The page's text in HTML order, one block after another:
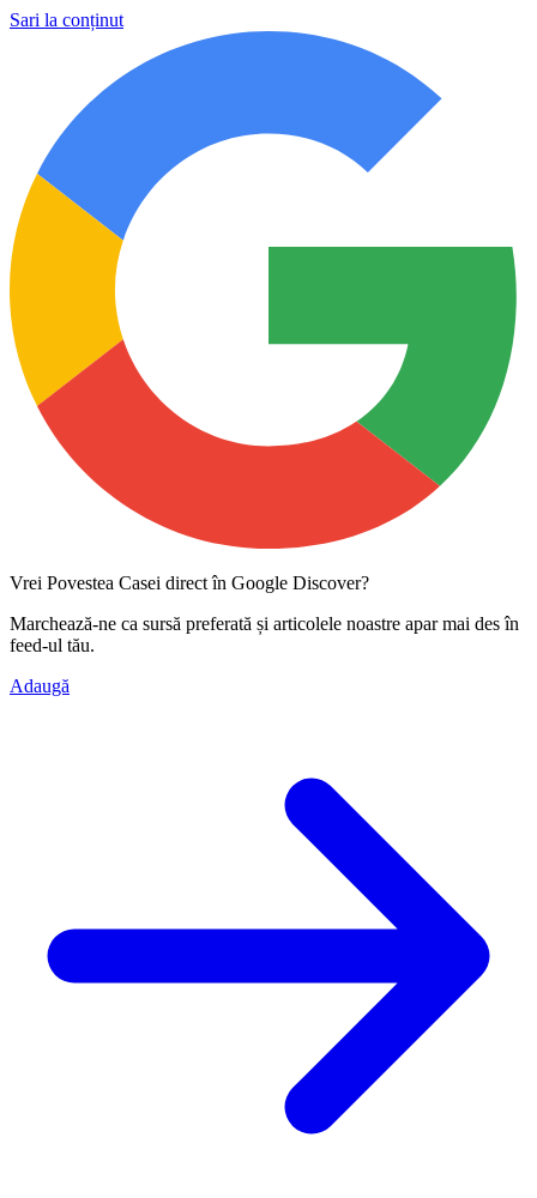
Sari la conținut
Vrei Povestea Casei direct în Google Discover?
Marchează-ne ca sursă preferată și articolele noastre apar mai des în
feed-ul tău.
Adaugă